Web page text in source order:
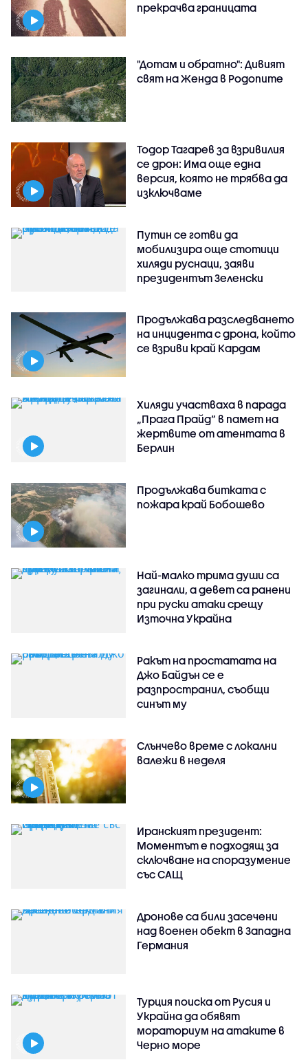
прекрачва границата
"Дотам и обратно": Дивият
свят на Женда в Родопите
Тодор Тагарев за взривилия
се дрон: Има още една
версия, която не трябва да
изключваме
Путин се готви да
мобилизира още стотици
хиляди руснаци, заяви
президентът Зеленски
Продължава разследването
на инцидента с дрона, който
се взриви край Кардам
Хиляди участваха в парада
„Прага Прайд“ в памет на
жертвите от атентата в
Берлин
Продължава битката с
пожара край Бобошево
Най-малко трима души са
загинали, а девет са ранени
при руски атаки срещу
Източна Украйна
Ракът на простатата на
Джо Байдън се е
разпространил, съобщи
синът му
Слънчево време с локални
валежи в неделя
Иранският президент:
Моментът е подходящ за
сключване на споразумение
със САЩ
Дронове са били засечени
над военен обект в Западна
Германия
Турция поиска от Русия и
Украйна да обявят
мораториум на атаките в
Черно море